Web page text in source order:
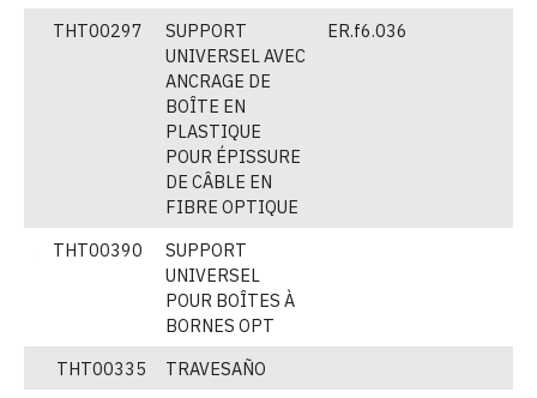
THT00297
SUPPORT
UNIVERSEL AVEC
ANCRAGE DE
BOÎTE EN
PLASTIQUE
POUR ÉPISSURE
DE CÂBLE EN
FIBRE OPTIQUE
ER.f6.036
THT00390
SUPPORT
UNIVERSEL
POUR BOÎTES À
BORNES OPT
THT00335 TRAVESAÑO